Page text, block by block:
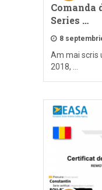
Comanda
Series …
8
Am mai scris
2018, …